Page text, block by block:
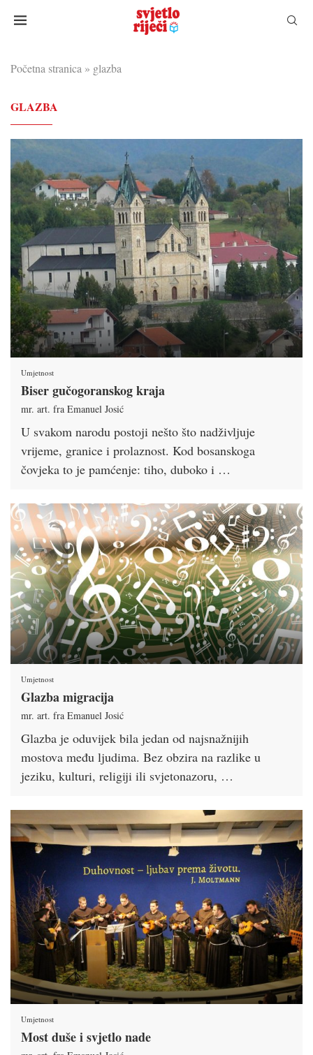
Početna stranica » glazba
GLAZBA
Umjetnost
Biser gučogoranskog kraja
mr. art. fra Emanuel Josić
U svakom narodu postoji nešto što nadživljuje
vrijeme, granice i prolaznost. Kod bosanskoga
čovjeka to je pamćenje: tiho, duboko i …
Umjetnost
Glazba migracija
mr. art. fra Emanuel Josić
Glazba je oduvijek bila jedan od najsnažnijih
mostova među ljudima. Bez obzira na razlike u
jeziku, kulturi, religiji ili svjetonazoru, …
Umjetnost
Most duše i svjetlo nade